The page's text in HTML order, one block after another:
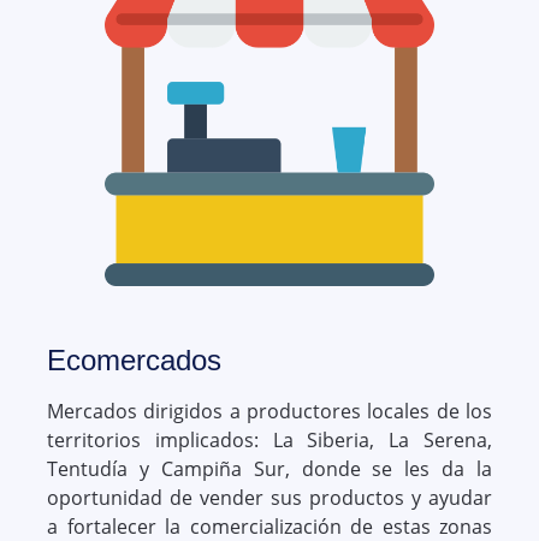
Ecomercados
Mercados dirigidos a productores locales de los
territorios implicados: La Siberia, La Serena,
Tentudía y Campiña Sur, donde se les da la
oportunidad de vender sus productos y ayudar
a fortalecer la comercialización de estas zonas